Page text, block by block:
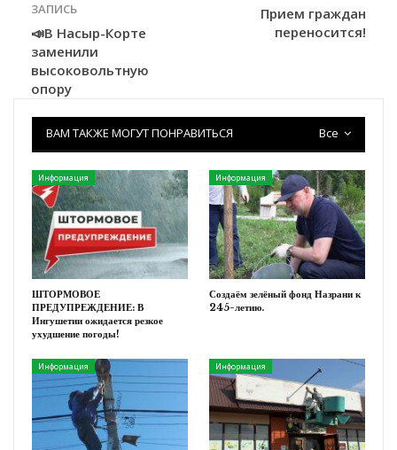
ЗАПИСЬ
📣В Насыр-Корте
заменили
высоковольтную
опору
Прием граждан
переносится!
Все
ВАМ ТАКЖЕ МОГУТ ПОНРАВИТЬСЯ
Информация
ШТОРМОВОЕ
ПРЕДУПРЕЖДЕНИЕ: В
Ингушетии ожидается резкое
ухудшение погоды!
Информация
Создаём зелёный фонд Назрани к
245-летию.
Информация Информация